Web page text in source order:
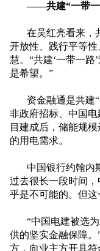
——共建“一带一
在吴红亮看来，
开放性、践行平等
慧。“共建‘一带一
是希望。”
资金融通是共建
非政府招标、中国
目建成后，储能规模
的用电需求。
中国银行约翰内
过去很长一段时间
乎是不可能的。但这
“中国电建被选
供的坚实金融保障
方，向业主方开具